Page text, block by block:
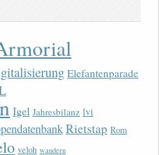
Elefantenparade
Igel Jahresbilanz lvi
Rietstap Rom
veloh wandern